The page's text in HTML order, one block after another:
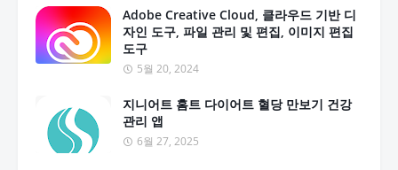
Adobe Creative Cloud, 클라우드 기반 디
자인 도구, 파일 관리 및 편집, 이미지 편집
도구
5월 20, 2024
지니어트 홈트 다이어트 혈당 만보기 건강
관리 앱
6월 27, 2025